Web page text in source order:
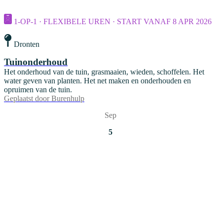
1-OP-1 · FLEXIBELE UREN · START VANAF 8 APR 2026
Dronten
Tuinonderhoud
Het onderhoud van de tuin, grasmaaien, wieden, schoffelen. Het
water geven van planten. Het net maken en onderhouden en
opruimen van de tuin.
Geplaatst door Burenhulp
Sep
5